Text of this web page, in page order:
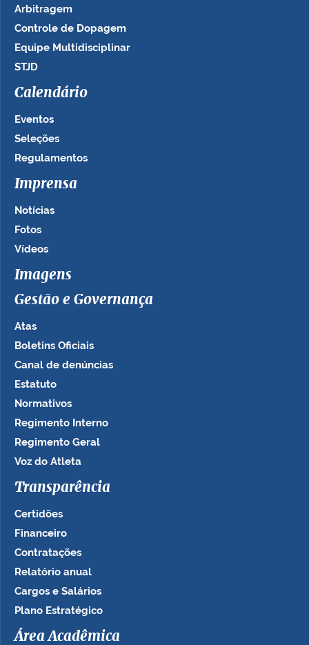
Arbitragem
Controle de Dopagem
Equipe Multidisciplinar
STJD
Calendário
Eventos
Seleções
Regulamentos
Imprensa
Notícias
Fotos
Vídeos
Imagens
Gestão e Governança
Atas
Boletins Oficiais
Canal de denúncias
Estatuto
Normativos
Regimento Interno
Regimento Geral
Voz do Atleta
Transparência
Certidões
Financeiro
Contratações
Relatório anual
Cargos e Salários
Plano Estratégico
Área Acadêmica